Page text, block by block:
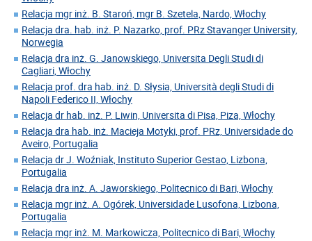
Relacja mgr inż. B. Staroń, mgr B. Szetela, Nardo, Włochy
Relacja dra. hab. inż. P. Nazarko, prof. PRz Stavanger University,
Norwegia
Relacja dra inż. G. Janowskiego, Universita Degli Studi di
Cagliari, Włochy
Relacja prof. dra hab. inż. D. Słysia, Università degli Studi di
Napoli Federico II, Włochy
Relacja dr hab. inż. P. Liwin, Universita di Pisa, Piza, Włochy
Relacja dra hab. inż. Macieja Motyki, prof. PRz, Universidade do
Aveiro, Portugalia
Relacja dr J. Woźniak, Instituto Superior Gestao, Lizbona,
Portugalia
Relacja dra inż. A. Jaworskiego, Politecnico di Bari, Włochy
Relacja mgr inż. A. Ogórek, Universidade Lusofona, Lizbona,
Portugalia
Relacja mgr inż. M. Markowicza, Politecnico di Bari, Włochy